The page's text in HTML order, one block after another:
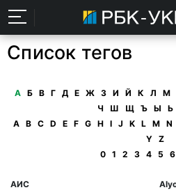
Список тегов
А Б В Г Д Е Ж З И Й К Л М
Ч
Ш Щ Ъ Ы Ь
A
B C D E F G H I J K L M N
Y
Z
0
1 2 3 4 5 6
АИС